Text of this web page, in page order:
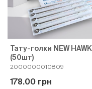
Тату-голки NEW HAWK
(50шт)
2000000010809
178.00 грн